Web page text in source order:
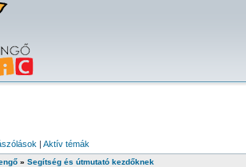
| Aktív témák
» Segítség és útmutató kezdőknek